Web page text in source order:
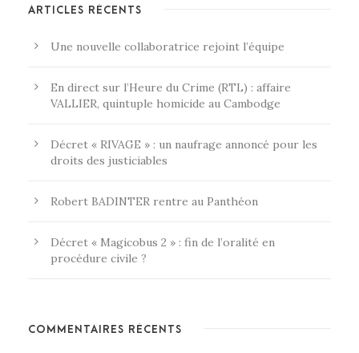
ARTICLES RÉCENTS
Une nouvelle collaboratrice rejoint l’équipe
En direct sur l’Heure du Crime (RTL) : affaire
VALLIER, quintuple homicide au Cambodge
Décret « RIVAGE » : un naufrage annoncé pour les
droits des justiciables
Robert BADINTER rentre au Panthéon
Décret « Magicobus 2 » : fin de l’oralité en
procédure civile ?
COMMENTAIRES RÉCENTS